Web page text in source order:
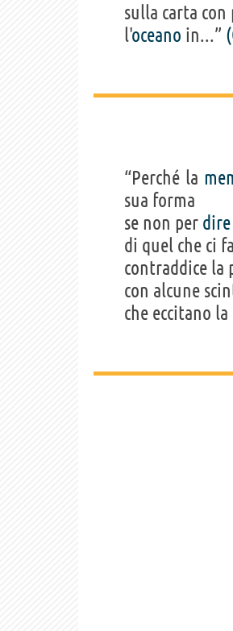
sulla carta con
l'oceano in...”
“Perché la
sua forma
se non per dire
di quel che ci
contraddice la
con alcune
che eccitano la